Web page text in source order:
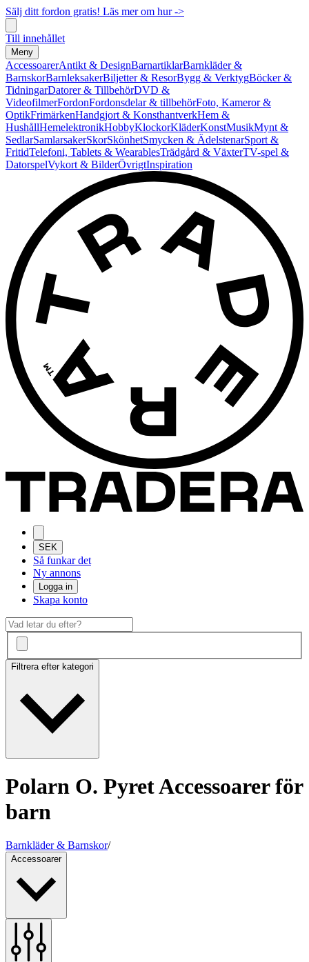
Sälj ditt fordon gratis! Läs mer om hur ->
Till innehållet
Meny
AccessoarerAntikt & DesignBarnartiklarBarnkläder &
BarnskorBarnleksakerBiljetter & ResorBygg & VerktygBöcker &
TidningarDatorer & TillbehörDVD &
VideofilmerFordonFordonsdelar & tillbehörFoto, Kameror &
OptikFrimärkenHandgjort & KonsthantverkHem &
HushållHemelektronikHobbyKlockorKläderKonstMusikMynt &
SedlarSamlarsakerSkorSkönhetSmycken & ÄdelstenarSport &
FritidTelefoni, Tablets & WearablesTrädgård & VäxterTV-spel &
DatorspelVykort & BilderÖvrigtInspiration
SEK
Så funkar det
Ny annons
Logga in
Skapa konto
Filtrera efter kategori
Polarn O. Pyret Accessoarer för
barn
Barnkläder & Barnskor/
Accessoarer